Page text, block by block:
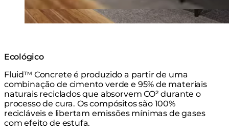
Ecológico
Fluid™ Concrete é produzido a partir de uma
combinação de cimento verde e 95% de materiais
naturais reciclados que absorvem CO² durante o
processo de cura. Os compósitos são 100%
recicláveis e libertam emissões mínimas de gases
com efeito de estufa.